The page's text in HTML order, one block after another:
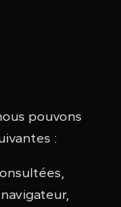
pouvons
: